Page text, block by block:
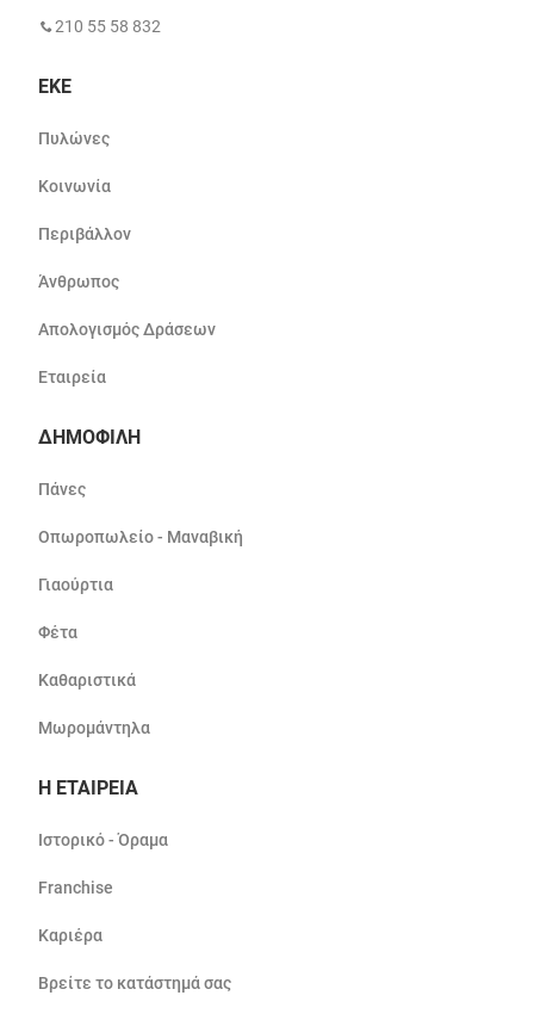
210 55 58 832
ΕΚΕ
Πυλώνες
Κοινωνία
Περιβάλλον
Άνθρωπος
Απολογισμός Δράσεων
Εταιρεία
ΔΗΜΟΦΙΛΗ
Πάνες
Οπωροπωλείο - Μαναβική
Γιαούρτια
Φέτα
Καθαριστικά
Μωρομάντηλα
Η ΕΤΑΙΡΕΙΑ
Ιστορικό - Όραμα
Franchise
Καριέρα
Βρείτε το κατάστημά σας